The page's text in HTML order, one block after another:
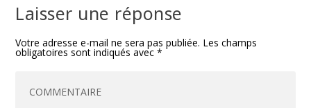
Laisser une réponse
Votre adresse e-mail ne sera pas publiée. Les champs
obligatoires sont indiqués avec*